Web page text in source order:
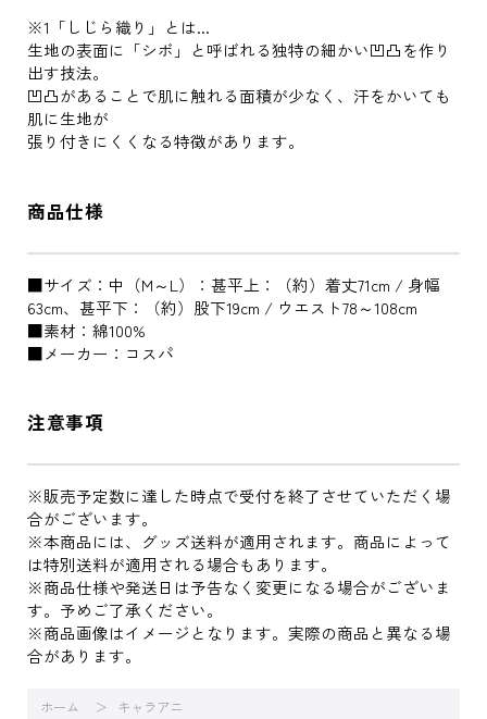
※1「しじら織り」とは...
生地の表面に「シボ」と呼ばれる独特の細かい凹凸を作り
出す技法。
凹凸があることで肌に触れる面積が少なく、汗をかいても
肌に生地が
張り付きにくくなる特徴があります。
商品仕様
■サイズ：中（M～L）：甚平上：（約）着丈71cm / 身幅
63cm、甚平下：（約）股下19cm / ウエスト78～108cm
■素材：綿100%
■メーカー：コスパ
注意事項
※販売予定数に達した時点で受付を終了させていただく場
合がございます。
※本商品には、グッズ送料が適用されます。商品によって
は特別送料が適用される場合もあります。
※商品仕様や発送日は予告なく変更になる場合がございま
す。予めご了承ください。
※商品画像はイメージとなります。実際の商品と異なる場
合があります。
ホーム キャラアニ